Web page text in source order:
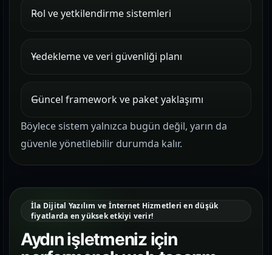
Rol ve yetkilendirme sistemleri
Yedekleme ve veri güvenliği planı
Güncel framework ve paket yaklaşımı
Böylece sistem yalnızca bugün değil, yarın da
güvenle yönetilebilir durumda kalır.
İla Dijital Yazılım ve İnternet Hizmetleri en düşük
fiyatlarda en yüksek etkiyi verir!
Aydın işletmeniz için